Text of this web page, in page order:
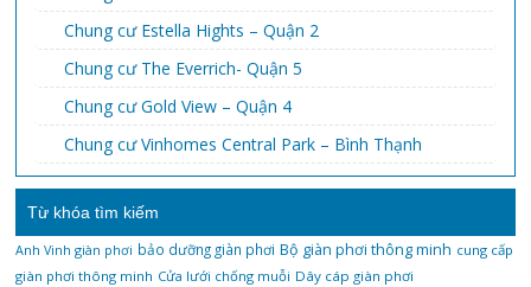
Chung cư Estella Hights – Quận 2
Chung cư The Everrich- Quận 5
Chung cư Gold View – Quận 4
Chung cư Vinhomes Central Park – Bình Thạnh
Từ khóa tìm kiếm
Anh Vinh giàn phơi bảo dưỡng giàn phơi Bộ giàn phơi thông minh cung cấp
giàn phơi thông minh Cửa lưới chống muỗi Dây cáp giàn phơi